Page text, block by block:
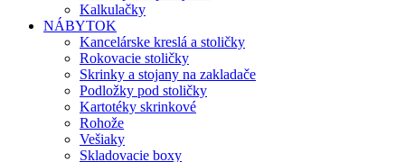
Kalkulačky
NÁBYTOK
Kancelárske kreslá a stoličky
Rokovacie stoličky
Skrinky a stojany na zakladače
Podložky pod stoličky
Kartotéky skrinkové
Rohože
Vešiaky
Skladovacie boxy